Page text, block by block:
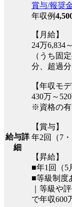
給与詳
細
賞与/報奨
年収例
【月給】
24万6,834
（うち固
分、超過分
【年収モデ
430万～
※資格の有
【賞与】
年2回（7
【昇給】
■年1回（5
■等級制度
｜等級や
で年収600